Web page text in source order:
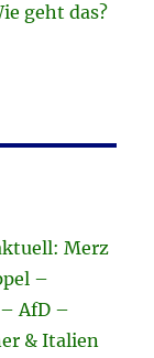
geht das?
Merz
–
AfD –
& Italien